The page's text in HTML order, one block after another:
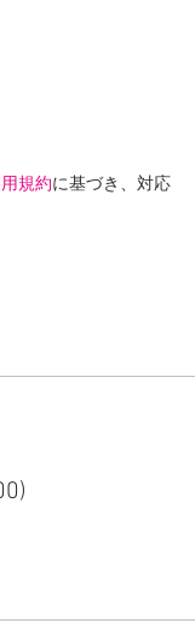
規約に基づき、対応